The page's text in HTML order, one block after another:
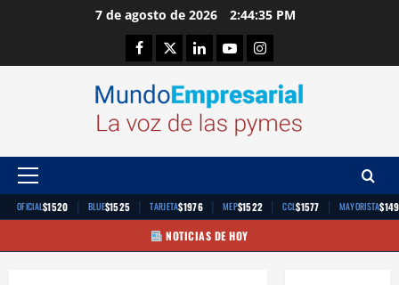
7 de agosto de 2026 2:44:35 PM
Facebook
TwitterLinkedinYoutubeInstagram
Menú
principal
OFICIAL$1520 | BLUE$1525 | TARJETA$1976 | MEP$1522 | CCL$1577 | MAYORISTA
NOTICIAS DE HOY